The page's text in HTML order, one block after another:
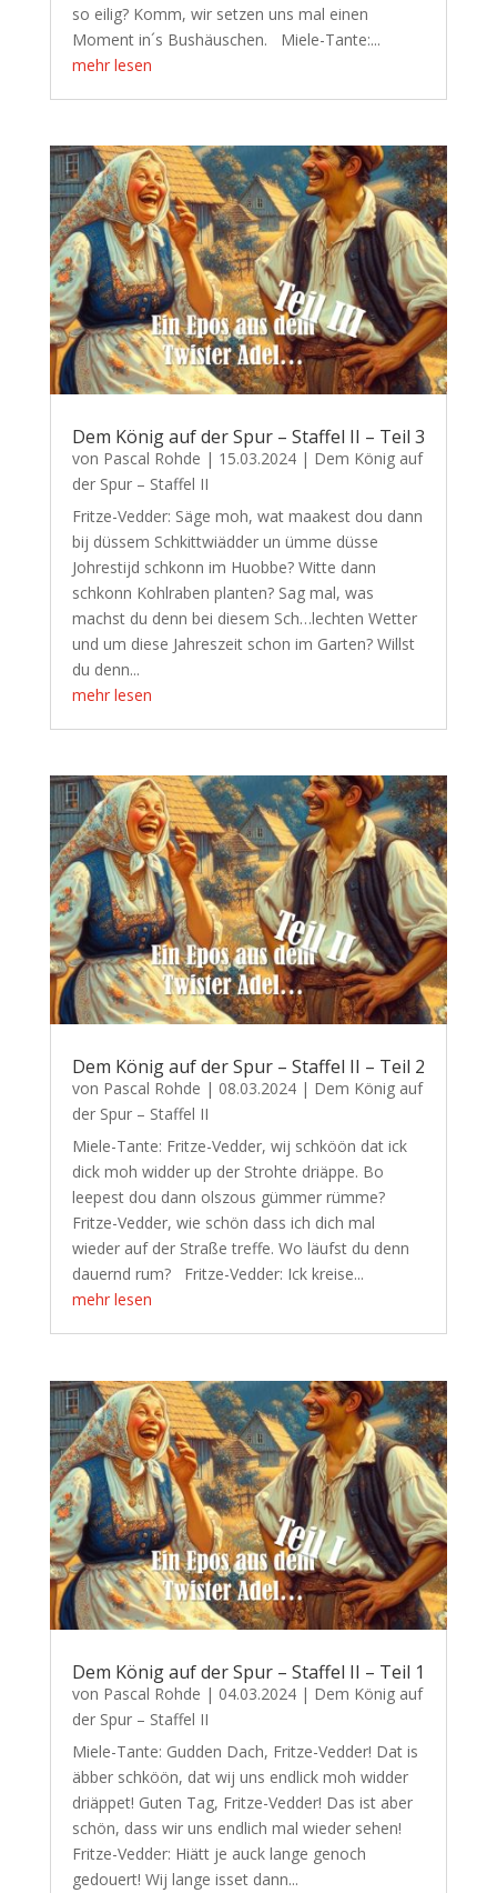
so eilig? Komm, wir setzen uns mal einen
Moment in´s Bushäuschen. Miele-Tante:...
mehr lesen
Dem König auf der Spur – Staffel II – Teil 3
von Pascal Rohde | 15.03.2024| Dem König auf
der Spur – Staffel II
Fritze-Vedder: Säge moh, wat maakest dou dann
bij düssem Schkittwiädder un ümme düsse
Johrestijd schkonn im Huobbe? Witte dann
schkonn Kohlraben planten? Sag mal, was
machst du denn bei diesem Sch…lechten Wetter
und um diese Jahreszeit schon im Garten? Willst
du denn...
mehr lesen
Dem König auf der Spur – Staffel II – Teil 2
von Pascal Rohde | 08.03.2024| Dem König auf
der Spur – Staffel II
Miele-Tante: Fritze-Vedder, wij schköön dat ick
dick moh widder up der Strohte driäppe. Bo
leepest dou dann olszous gümmer rümme?
Fritze-Vedder, wie schön dass ich dich mal
wieder auf der Straße treffe. Wo läufst du denn
dauernd rum? Fritze-Vedder: Ick kreise...
mehr lesen
Dem König auf der Spur – Staffel II – Teil 1
von Pascal Rohde | 04.03.2024| Dem König auf
der Spur – Staffel II
Miele-Tante: Gudden Dach, Fritze-Vedder! Dat is
äbber schköön, dat wij uns endlick moh widder
driäppet! Guten Tag, Fritze-Vedder! Das ist aber
schön, dass wir uns endlich mal wieder sehen!
Fritze-Vedder: Hiätt je auck lange genoch
gedouert! Wij lange isset dann...